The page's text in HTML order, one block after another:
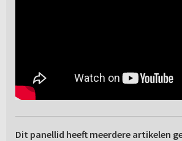
Dit panellid heeft meerdere artikelen